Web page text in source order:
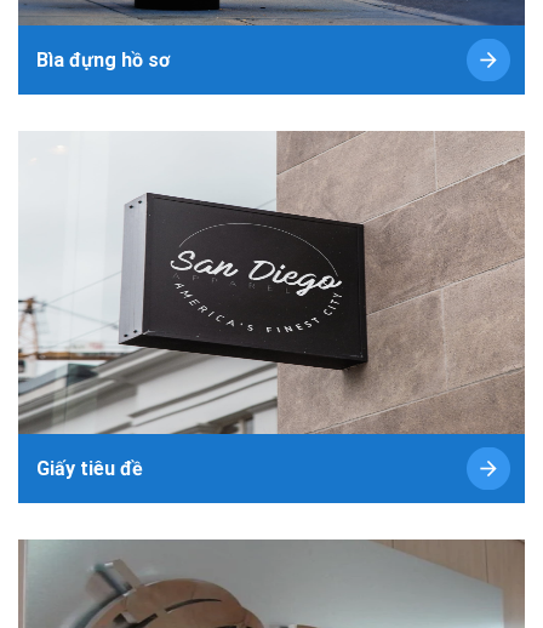
Bìa đựng hồ sơ
Giấy tiêu đề